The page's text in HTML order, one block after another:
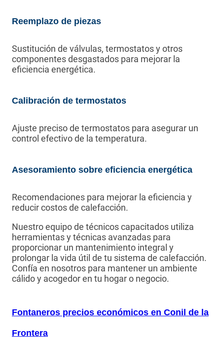
Reemplazo de piezas
Sustitución de válvulas, termostatos y otros
componentes desgastados para mejorar la
eficiencia energética.
Calibración de termostatos
Ajuste preciso de termostatos para asegurar un
control efectivo de la temperatura.
Asesoramiento sobre eficiencia energética
Recomendaciones para mejorar la eficiencia y
reducir costos de calefacción.
Nuestro equipo de técnicos capacitados utiliza
herramientas y técnicas avanzadas para
proporcionar un mantenimiento integral y
prolongar la vida útil de tu sistema de calefacción.
Confía en nosotros para mantener un ambiente
cálido y acogedor en tu hogar o negocio.
Fontaneros precios económicos en Conil de la
Frontera